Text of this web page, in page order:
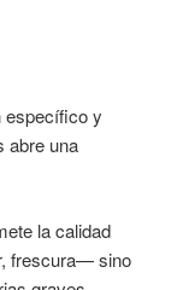
específico y
abre una
la calidad
frescura— sino